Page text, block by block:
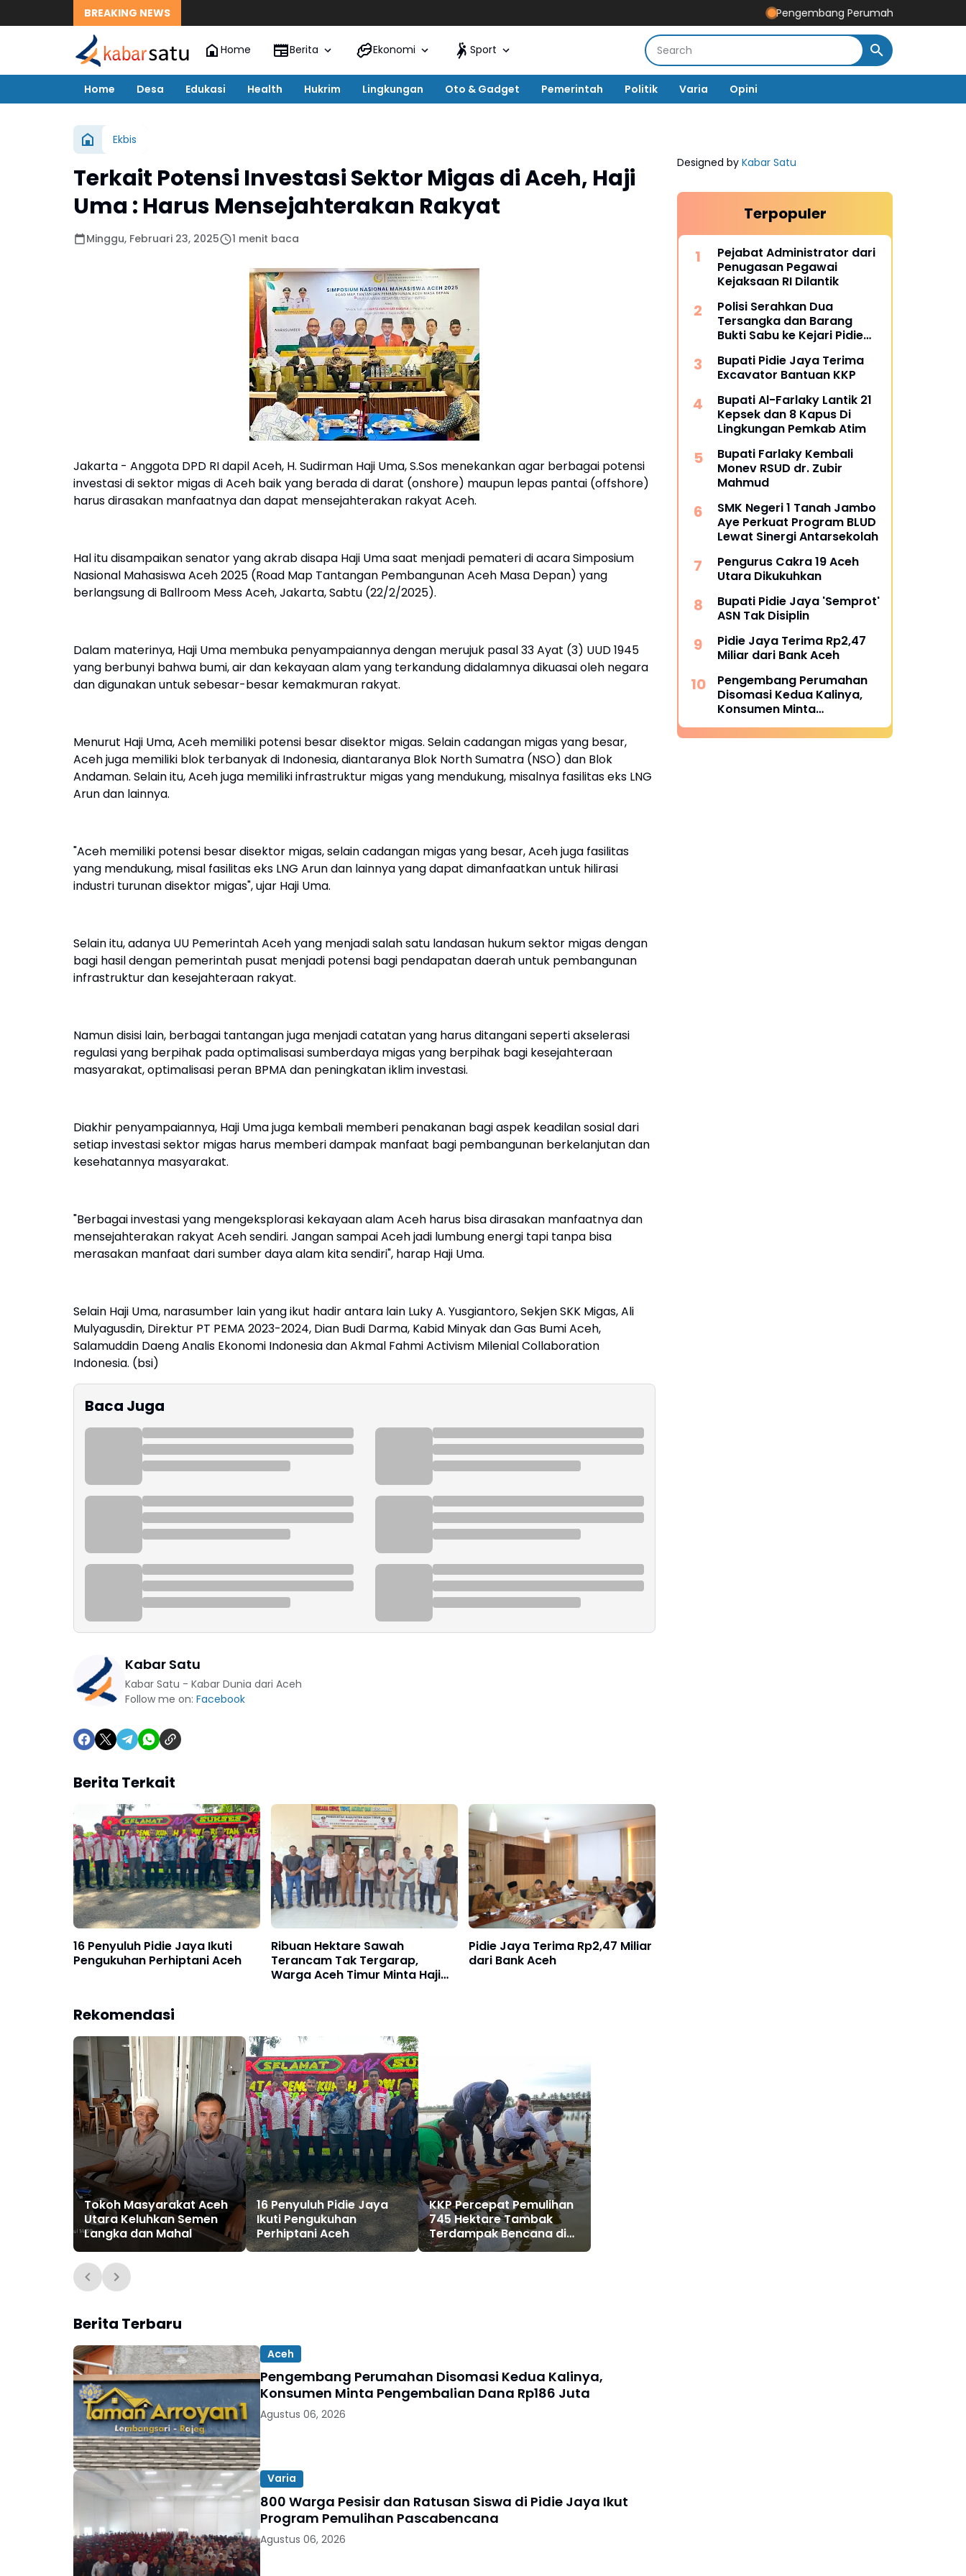
BREAKING NEWS Pengembang Perumahan Disomasi Kedua
Home Berita Ekonomi Sport
Home Desa Edukasi Health Hukrim Lingkungan Oto & Gadget Pemerintah Politik Varia Opini
Ekbis
Terkait Potensi Investasi Sektor Migas di Aceh, Haji
Uma : Harus Mensejahterakan Rakyat
Minggu, Februari 23, 2025 1 menit baca
Jakarta - Anggota DPD RI dapil Aceh, H. Sudirman Haji Uma, S.Sos menekankan agar berbagai potensi
investasi di sektor migas di Aceh baik yang berada di darat (onshore) maupun lepas pantai (offshore)
harus dirasakan manfaatnya dan dapat mensejahterakan rakyat Aceh.
Hal itu disampaikan senator yang akrab disapa Haji Uma saat menjadi pemateri di acara Simposium
Nasional Mahasiswa Aceh 2025 (Road Map Tantangan Pembangunan Aceh Masa Depan) yang
berlangsung di Ballroom Mess Aceh, Jakarta, Sabtu (22/2/2025).
Dalam materinya, Haji Uma membuka penyampaiannya dengan merujuk pasal 33 Ayat (3) UUD 1945
yang berbunyi bahwa bumi, air dan kekayaan alam yang terkandung didalamnya dikuasai oleh negara
dan digunakan untuk sebesar-besar kemakmuran rakyat.
Menurut Haji Uma, Aceh memiliki potensi besar disektor migas. Selain cadangan migas yang besar,
Aceh juga memiliki blok terbanyak di Indonesia, diantaranya Blok North Sumatra (NSO) dan Blok
Andaman. Selain itu, Aceh juga memiliki infrastruktur migas yang mendukung, misalnya fasilitas eks LNG
Arun dan lainnya.
"Aceh memiliki potensi besar disektor migas, selain cadangan migas yang besar, Aceh juga fasilitas
yang mendukung, misal fasilitas eks LNG Arun dan lainnya yang dapat dimanfaatkan untuk hilirasi
industri turunan disektor migas", ujar Haji Uma.
Selain itu, adanya UU Pemerintah Aceh yang menjadi salah satu landasan hukum sektor migas dengan
bagi hasil dengan pemerintah pusat menjadi potensi bagi pendapatan daerah untuk pembangunan
infrastruktur dan kesejahteraan rakyat.
Namun disisi lain, berbagai tantangan juga menjadi catatan yang harus ditangani seperti akselerasi
regulasi yang berpihak pada optimalisasi sumberdaya migas yang berpihak bagi kesejahteraan
masyarakat, optimalisasi peran BPMA dan peningkatan iklim investasi.
Diakhir penyampaiannya, Haji Uma juga kembali memberi penakanan bagi aspek keadilan sosial dari
setiap investasi sektor migas harus memberi dampak manfaat bagi pembangunan berkelanjutan dan
kesehatannya masyarakat.
"Berbagai investasi yang mengeksplorasi kekayaan alam Aceh harus bisa dirasakan manfaatnya dan
mensejahterakan rakyat Aceh sendiri. Jangan sampai Aceh jadi lumbung energi tapi tanpa bisa
merasakan manfaat dari sumber daya alam kita sendiri", harap Haji Uma.
Selain Haji Uma, narasumber lain yang ikut hadir antara lain Luky A. Yusgiantoro, Sekjen SKK Migas, Ali
Mulyagusdin, Direktur PT PEMA 2023-2024, Dian Budi Darma, Kabid Minyak dan Gas Bumi Aceh,
Salamuddin Daeng Analis Ekonomi Indonesia dan Akmal Fahmi Activism Milenial Collaboration
Indonesia. (bsi)
Baca Juga
Kabar Satu
Kabar Satu - Kabar Dunia dari Aceh
Follow me on: Facebook
Berita Terkait
16 Penyuluh Pidie Jaya Ikuti
Pengukuhan Perhiptani Aceh
Ribuan Hektare Sawah
Terancam Tak Tergarap,
Warga Aceh Timur Minta Haji
Pidie Jaya Terima Rp2,47 Miliar
dari Bank Aceh
Rekomendasi
Tokoh Masyarakat Aceh
Utara Keluhkan Semen
Langka dan Mahal
16 Penyuluh Pidie Jaya
Ikuti Pengukuhan
Perhiptani Aceh
KKP Percepat Pemulihan
745 Hektare Tambak
Terdampak Bencana di
Pidie Jaya
Berita Terbaru
Aceh
Pengembang Perumahan Disomasi Kedua Kalinya,
Konsumen Minta Pengembalian Dana Rp186 Juta
Agustus 06, 2026
Varia
800 Warga Pesisir dan Ratusan Siswa di Pidie Jaya Ikut
Program Pemulihan Pascabencana
Agustus 06, 2026
Designed by Kabar Satu
Terpopuler
Pejabat Administrator dari
Penugasan Pegawai
Kejaksaan RI Dilantik
Polisi Serahkan Dua
Tersangka dan Barang
Bukti Sabu ke Kejari Pidie
Bupati Pidie Jaya Terima
Excavator Bantuan KKP
Bupati Al-Farlaky Lantik 21
Kepsek dan 8 Kapus Di
Lingkungan Pemkab Atim
Bupati Farlaky Kembali
Monev RSUD dr. Zubir
Mahmud
SMK Negeri 1 Tanah Jambo
Aye Perkuat Program BLUD
Lewat Sinergi Antarsekolah
Pengurus Cakra 19 Aceh
Utara Dikukuhkan
Bupati Pidie Jaya 'Semprot'
ASN Tak Disiplin
Pidie Jaya Terima Rp2,47
Miliar dari Bank Aceh
Pengembang Perumahan
Disomasi Kedua Kalinya,
Konsumen Minta
Pengembalian Dana Rp186
Juta